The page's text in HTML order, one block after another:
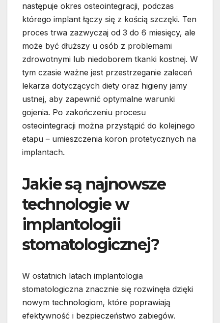
następuje okres osteointegracji, podczas
którego implant łączy się z kością szczęki. Ten
proces trwa zazwyczaj od 3 do 6 miesięcy, ale
może być dłuższy u osób z problemami
zdrowotnymi lub niedoborem tkanki kostnej. W
tym czasie ważne jest przestrzeganie zaleceń
lekarza dotyczących diety oraz higieny jamy
ustnej, aby zapewnić optymalne warunki
gojenia. Po zakończeniu procesu
osteointegracji można przystąpić do kolejnego
etapu – umieszczenia koron protetycznych na
implantach.
Jakie są najnowsze
technologie w
implantologii
stomatologicznej?
W ostatnich latach implantologia
stomatologiczna znacznie się rozwinęła dzięki
nowym technologiom, które poprawiają
efektywność i bezpieczeństwo zabiegów.